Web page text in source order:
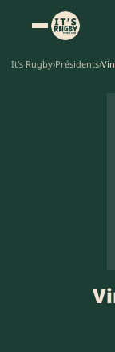
It's Rugby›Présidents›